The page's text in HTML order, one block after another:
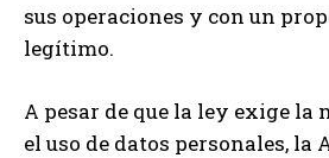
sus operaciones y con un
legítimo.
A pesar de que la ley exige
el uso de datos personales, la